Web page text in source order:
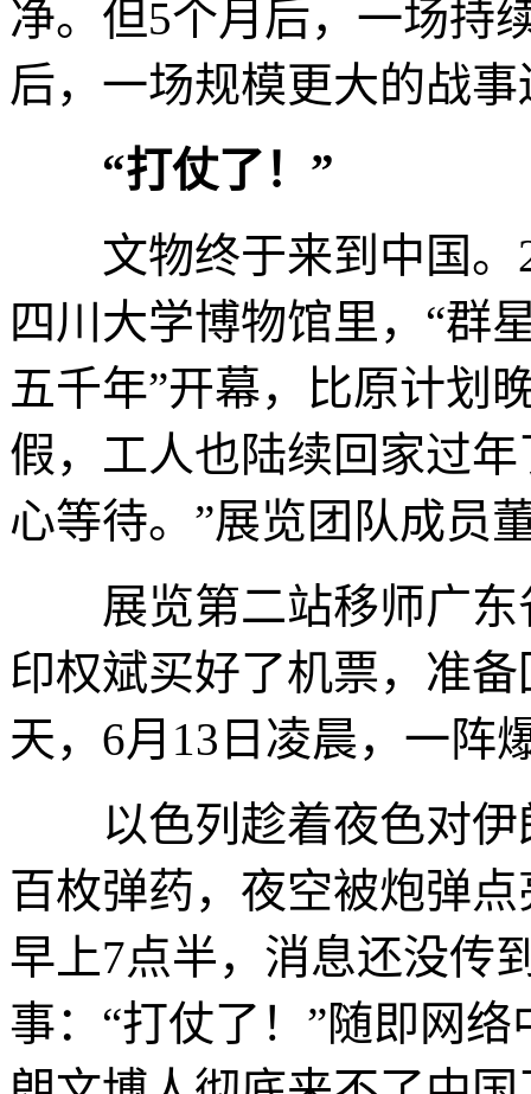
净。但5个月后，一场持
后，一场规模更大的战
“打仗了！”
文物终于来到中国。
四川大学博物馆里，“
五千年”开幕，比原计划
假，工人也陆续回家过
心等待。”展览团队成员
展览第二站移师广东
印权斌买好了机票，准
天，6月13日凌晨，一阵
以色列趁着夜色对伊
百枚弹药，夜空被炮弹
早上7点半，消息还没传
事：“打仗了！”随即网